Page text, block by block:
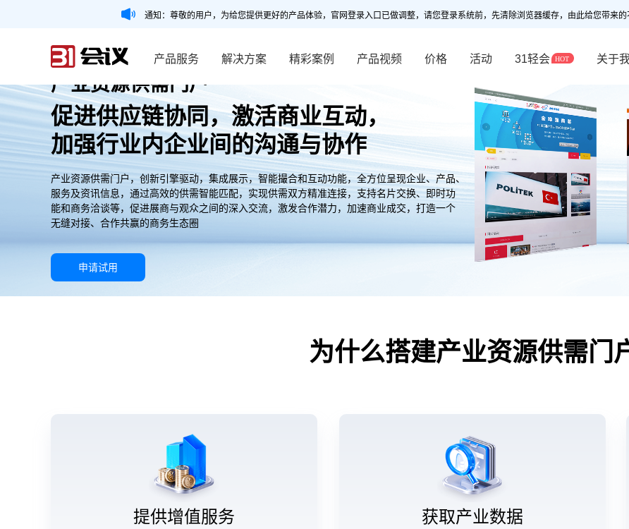
通知：尊敬的用户，为给您提供更好的产品体验，官网登录入口已做调整，请您登录系统前，先清除浏览器缓存，由此给您带来的
产品服务 解决方案 精彩案例 产品视频 价格 活动 31轻会 关于我
产业资源供需门户
促进供应链协同，激活商业互动，
加强行业内企业间的沟通与协作
产业资源供需门户，创新引擎驱动，集成展示，智能撮合和互动功能，全方位呈现企业、产品、
服务及资讯信息，通过高效的供需智能匹配，实现供需双方精准连接，支持名片交换、即时功
能和商务洽谈等，促进展商与观众之间的深入交流，激发合作潜力，加速商业成交，打造一个
无缝对接、合作共赢的商务生态圈
申请试用
为什么搭建产业资源供需门
提供增值服务 获取产业数据